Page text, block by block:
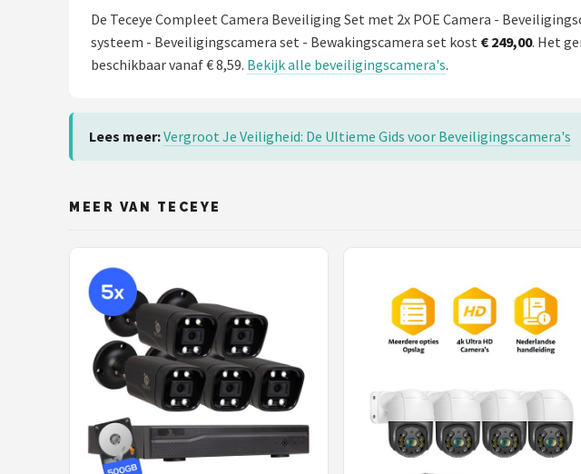
De Teceye Compleet Camera Beveiliging Set met 2x POE Camera -
systeem - Beveiligingscamera set - Bewakingscamera set kost € 249,00. Het
beschikbaar vanaf € 8,59. Bekijk alle beveiligingscamera's.
Lees meer:Vergroot Je Veiligheid: De Ultieme Gids voor Beveiligingscamera's
MEER VAN TECEYE